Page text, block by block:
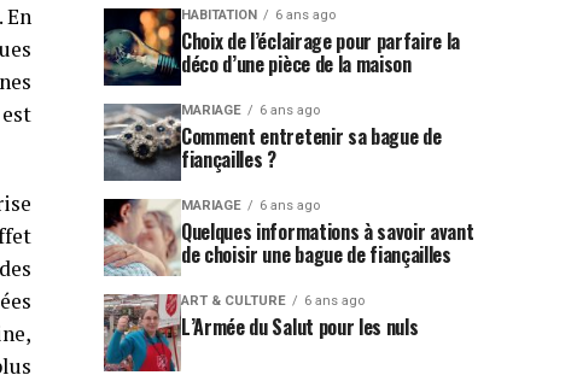
En
HABITATION 6 ans ago
Choix de l’éclairage pour parfaire la
déco d’une pièce de la maison
MARIAGE 6 ans ago
Comment entretenir sa bague de
fiançailles ?
MARIAGE 6 ans ago
Quelques informations à savoir avant
de choisir une bague de fiançailles
ART & CULTURE 6 ans ago
L’Armée du Salut pour les nuls